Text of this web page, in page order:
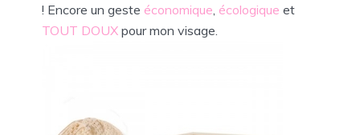
! Encore un geste économique écologique et
TOUT DOUX pour mon visage.